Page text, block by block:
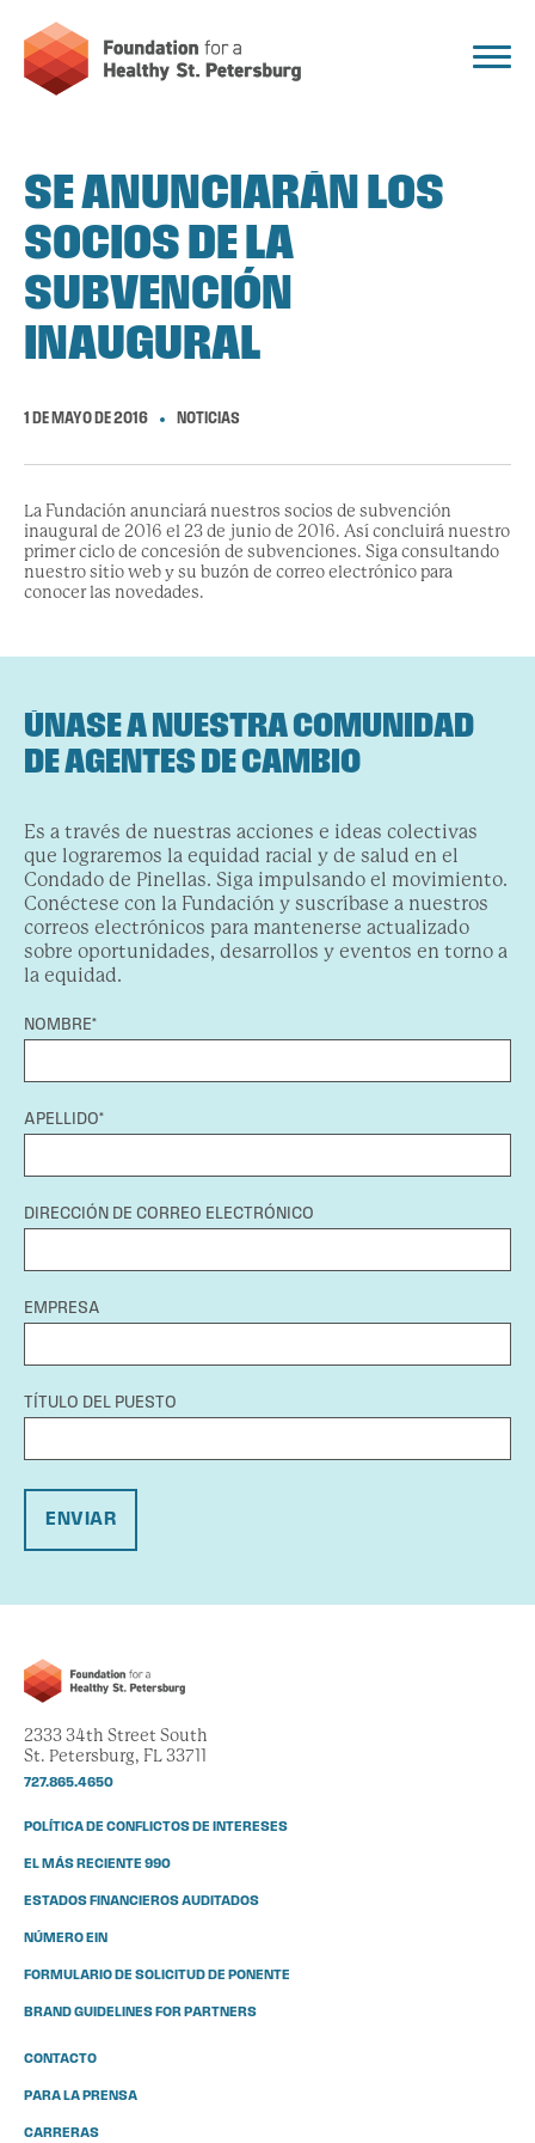
SE ANUNCIARÁN LOS
SOCIOS DE LA
SUBVENCIÓN
INAUGURAL
1 DE MAYO DE 2016 NOTICIAS
La Fundación anunciará nuestros socios de subvención
inaugural de 2016 el 23 de junio de 2016. Así concluirá nuestro
primer ciclo de concesión de subvenciones. Siga consultando
nuestro sitio web y su buzón de correo electrónico para
conocer las novedades.
ÚNASE A NUESTRA COMUNIDAD
DE AGENTES DE CAMBIO
Es a través de nuestras acciones e ideas colectivas
que lograremos la equidad racial y de salud en el
Condado de Pinellas. Siga impulsando el movimiento.
Conéctese con la Fundación y suscríbase a nuestros
correos electrónicos para mantenerse actualizado
sobre oportunidades, desarrollos y eventos en torno a
la equidad.
NOMBRE*
APELLIDO*
DIRECCIÓN DE CORREO ELECTRÓNICO
EMPRESA
TÍTULO DEL PUESTO
ENVIAR
2333 34th Street South
St. Petersburg, FL 33711
727.865.4650
POLÍTICA DE CONFLICTOS DE INTERESES
EL MÁS RECIENTE 990
ESTADOS FINANCIEROS AUDITADOS
NÚMERO EIN
FORMULARIO DE SOLICITUD DE PONENTE
BRAND GUIDELINES FOR PARTNERS
CONTACTO
PARA LA PRENSA
CARRERAS